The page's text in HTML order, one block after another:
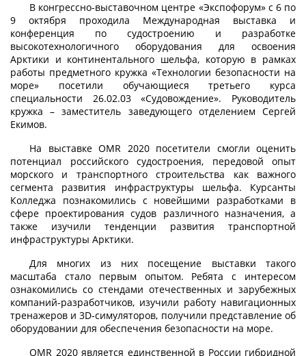
В конгрессно-выставочном центре «Экспофорум» с 6 по
9 октября проходила Международная выставка и
конференция по судостроению и разработке
высокотехнологичного оборудования для освоения
Арктики и континентального шельфа, которую в рамках
работы предметного кружка «Технологии безопасности на
море» посетили обучающиеся третьего курса
специальности 26.02.03 «Судовождение». Руководитель
кружка – заместитель заведующего отделением Сергей
Екимов.
На выставке OMR 2020 посетители смогли оценить
потенциал российского судостроения, передовой опыт
морского и транспортного строительства как важного
сегмента развития инфраструктуры шельфа. Курсанты
Колледжа познакомились с новейшими разработками в
сфере проектирования судов различного назначения, а
также изучили тенденции развития транспортной
инфраструктуры Арктики.
Для многих из них посещение выставки такого
масштаба стало первым опытом. Ребята с интересом
ознакомились со стендами отечественных и зарубежных
компаний-разработчиков, изучили работу навигационных
тренажеров и 3D-симуляторов, получили представление об
оборудовании для обеспечения безопасности на море.
OMR 2020 является единственной в России гибридной